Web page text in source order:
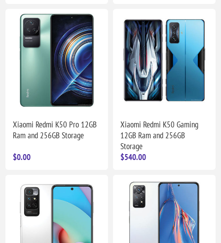
Xiaomi Redmi K50 Pro 12GB
Ram and 256GB Storage
$0.00
Xiaomi Redmi K50 Gaming
12GB Ram and 256GB
Storage
$540.00